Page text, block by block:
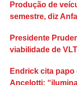
Produção de
semestre, diz
Presidente
viabilidade de
Endrick cita
Ancelotti: